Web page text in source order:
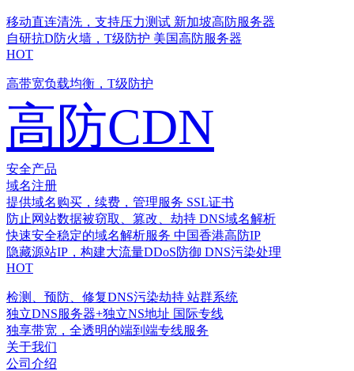
移动直连清洗，支持压力测试 新加坡高防服务器
自研抗D防火墙，T级防护 美国高防服务器
HOT
高带宽负载均衡，T级防护
高防CDN
安全产品
域名注册
提供域名购买，续费，管理服务 SSL证书
防止网站数据被窃取、篡改、劫持 DNS域名解析
快速安全稳定的域名解析服务 中国香港高防IP
隐藏源站IP，构建大流量DDoS防御 DNS污染处理
HOT
检测、预防、修复DNS污染劫持 站群系统
独立DNS服务器+独立NS地址 国际专线
独享带宽，全透明的端到端专线服务
关于我们
公司介绍